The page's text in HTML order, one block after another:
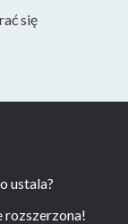
się
ustala?
rozszerzona!